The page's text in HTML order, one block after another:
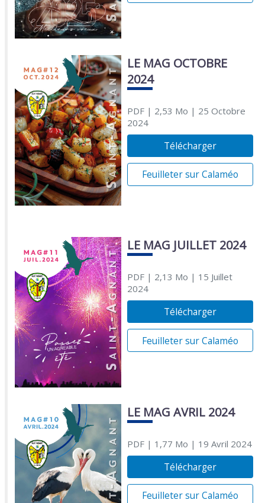
LE MAG OCTOBRE
2024
PDF| 2,53 Mo | 25 Octobre
2024
Télécharger
Feuilleter sur Calaméo
LE MAG JUILLET 2024
PDF| 2,13 Mo | 15 Juillet
2024
Télécharger
Feuilleter sur Calaméo
LE MAG AVRIL 2024
PDF| 1,77 Mo | 19 Avril 2024
Télécharger
Feuilleter sur Calaméo